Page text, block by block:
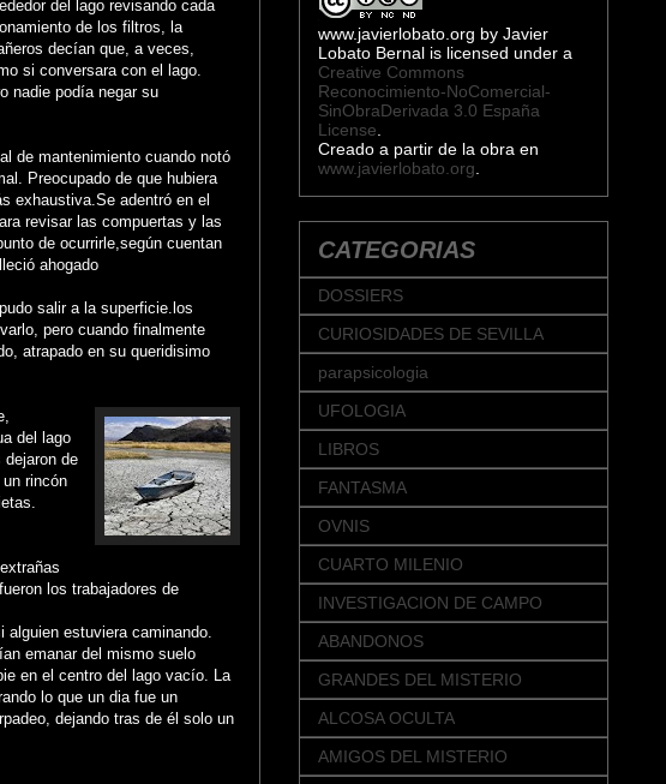
del lago revisando cada
de los filtros, la
decían que, a veces,
si conversara con el lago.
nadie podía negar su
de mantenimiento cuando notó
Preocupado de que hubiera
exhaustiva.Se adentró en el
revisar las compuertas y las
de ocurrirle,según cuentan
ahogado
salir a la superficie.los
pero cuando finalmente
atrapado en su queridisimo
del lago
de
rincón
los trabajadores de
alguien estuviera caminando.
emanar del mismo suelo
en el centro del lago vacío. La
lo que un dia fue un
dejando tras de él solo un
www.javierlobato.org by Javier
Lobato Bernal is licensed under a
Creative Commons
Reconocimiento-NoComercial-
SinObraDerivada 3.0 España
License
Creado a partir de la obra en
www.javierlobato.org
CATEGORIAS
DOSSIERS
CURIOSIDADES DE SEVILLA
parapsicologia
UFOLOGIA
LIBROS
FANTASMA
OVNIS
CUARTO MILENIO
INVESTIGACION DE CAMPO
ABANDONOS
GRANDES DEL MISTERIO
ALCOSA OCULTA
AMIGOS DEL MISTERIO